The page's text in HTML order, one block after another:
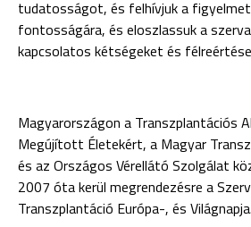
tudatosságot, és felhívjuk a
fontosságára, és eloszlassuk a
kapcsolatos kétségeket és
Magyarországon a Transzplantációs
Megújított Életekért, a Magyar
és az Országos Vérellátó Szolgálat
2007 óta kerül megrendezésre a
Transzplantáció Európa-, és Világnapja.